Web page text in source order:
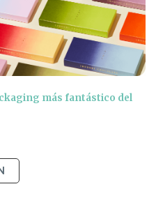
más fantástico del